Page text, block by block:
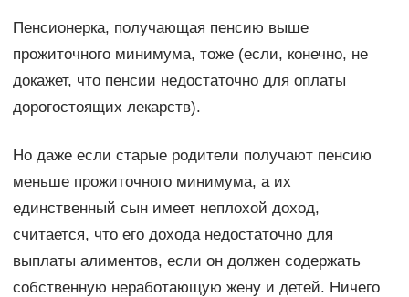
Пенсионерка, получающая пенсию выше
прожиточного минимума, тоже (если, конечно, не
докажет, что пенсии недостаточно для оплаты
дорогостоящих лекарств).
Но даже если старые родители получают пенсию
меньше прожиточного минимума, а их
единственный сын имеет неплохой доход,
считается, что его дохода недостаточно для
выплаты алиментов, если он должен содержать
собственную неработающую жену и детей. Ничего